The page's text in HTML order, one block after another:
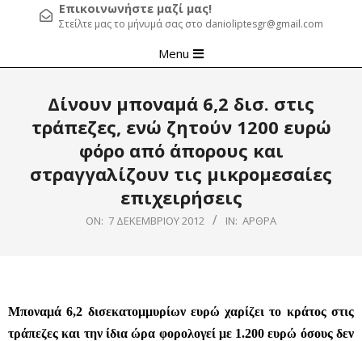
Επικοινωνήστε μαζί μας!
Στείλτε μας το μήνυμά σας στο danioliptesgr@gmail.com
Navigation
Menu
Δίνουν μποναμά 6,2 δισ. στις
τράπεζες, ενώ ζητούν 1200 ευρώ
φόρο από άπορους και
στραγγαλίζουν τις μικρομεσαίες
επιχειρήσεις
ON: 7 ΔΕΚΕΜΒΡΊΟΥ 2012 IN: ΆΡΘΡΑ
Μποναμά 6,2 δισεκατομμυρίων ευρώ χαρίζει το κράτος στις
τράπεζες και την ίδια ώρα φορολογεί με 1.200 ευρώ όσους δεν